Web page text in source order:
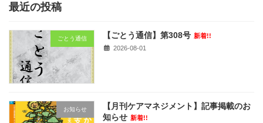
最近の投稿
ごとう通信 【ごとう通信】第308号 新着!!
2026-08-01
お知らせ
【月刊ケアマネジメント】記事掲載のお
知らせ 新着!!